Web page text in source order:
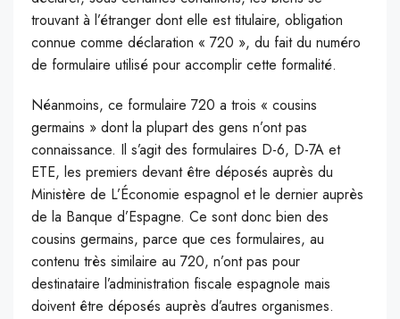
trouvant à l’étranger dont elle est titulaire, obligation
connue comme déclaration « 720 », du fait du numéro
de formulaire utilisé pour accomplir cette formalité.
Néanmoins, ce formulaire 720 a trois « cousins
germains » dont la plupart des gens n’ont pas
connaissance. Il s’agit des formulaires D-6, D-7A et
ETE, les premiers devant être déposés auprès du
Ministère de L’Économie espagnol et le dernier auprès
de la Banque d’Espagne. Ce sont donc bien des
cousins germains, parce que ces formulaires, au
contenu très similaire au 720, n’ont pas pour
destinataire l’administration fiscale espagnole mais
doivent être déposés auprès d’autres organismes.